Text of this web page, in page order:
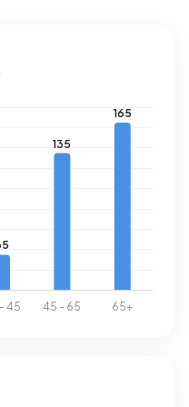
2.530 kWh aan
het 10% lager dan het
Het aardgasverbruik
het landelijke